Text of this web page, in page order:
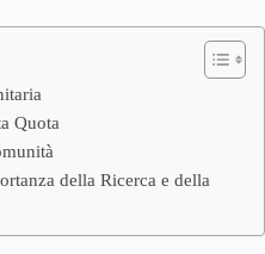
Quota
della Ricerca e della